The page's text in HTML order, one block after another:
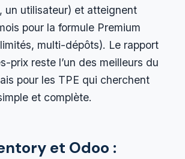
un utilisateur) et atteignent
pour la formule Premium
multi-dépôts). Le rapport
prix reste l’un des meilleurs du
pour les TPE qui cherchent
et complète.
et Odoo :